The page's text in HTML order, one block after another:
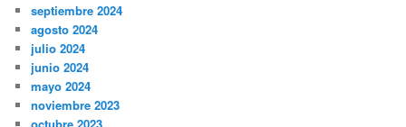
septiembre 2024
agosto 2024
julio 2024
junio 2024
mayo 2024
noviembre 2023